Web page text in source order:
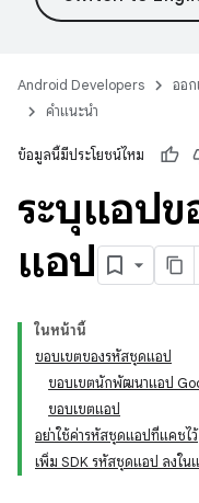
Android Developers ออ
คำแนะนำ
ข้อมูลนี้มีประโยชน์ไหม
ระบุแอป
แอป
ในหน้านี้
ขอบเขตของรหัสชุดแอป
ขอบเขตนักพัฒนาแอป
ขอบเขตแอป
อย่าใช้ค่ารหัสชุดแอปที่แคชไว้
เพิ่ม SDK รหัสชุดแอป ลงใน